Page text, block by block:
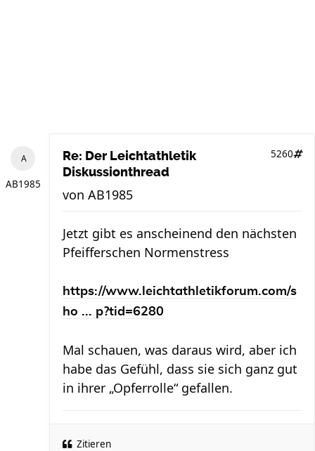
AB1985
Re: Der Leichtathletik
Diskussionthread
5260
von AB1985
Jetzt gibt es anscheinend den nächsten
Pfeifferschen Normenstress
https://www.leichtathletikforum.com/s
ho ... p?tid=6280
Mal schauen, was daraus wird, aber ich
habe das Gefühl, dass sie sich ganz gut
in ihrer „Opferrolle“ gefallen.
Zitieren